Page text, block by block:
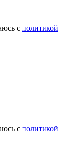
с политикой
с политикой